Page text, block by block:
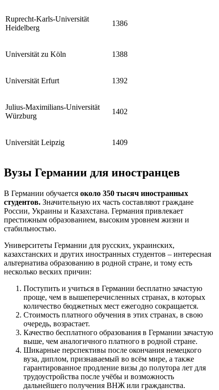
Ruprecht-Karls-Universität
Heidelberg
1386
Universität zu Köln 1388
Universität Erfurt 1392
Julius-Maximilians-Universität
Würzburg
1402
Universität Leipzig 1409
Вузы Германии для иностранцев
В Германии обучается около 350 тысяч иностранных
студентов. Значительную их часть составляют граждане
России, Украины и Казахстана. Германия привлекает
престижным образованием, высоким уровнем жизни и
стабильностью.
Университеты Германии для русских, украинских,
казахстанских и других иностранных студентов – интересная
альтернатива образованию в родной стране, и тому есть
несколько веских причин:
Поступить и учиться в Германии бесплатно зачастую
проще, чем в вышеперечисленных странах, в которых
количество бюджетных мест ежегодно сокращается.
Стоимость платного обучения в этих странах, в свою
очередь, возрастает.
Качество бесплатного образования в Германии зачастую
выше, чем аналогичного платного в родной стране.
Шикарные перспективы после окончания немецкого
вуза, диплом, признаваемый во всём мире, а также
гарантированное продление визы до полутора лет для
трудоустройства после учёбы и возможность
дальнейшего получения ВНЖ или гражданства.